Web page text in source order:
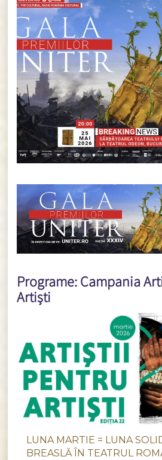
Gala Premiilor
spectacol al
e lumea în
Programe: Campania
Artiști
LUNA MARTIE = LUNA
BREASLĂ ÎN TEATRUL